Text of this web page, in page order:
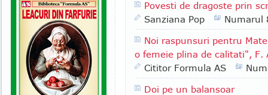
Povesti de dragoste prin
Sanziana Pop
Numarul
Noi raspunsuri pentru
o femeie plina de calitati", F.
Cititor Formula AS
Doi pe un balansoar